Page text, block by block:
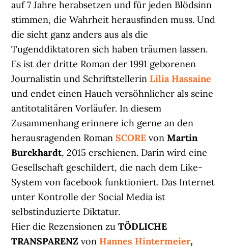
auf 7 Jahre herabsetzen und für jeden Blödsinn
stimmen, die Wahrheit herausfinden muss. Und
die sieht ganz anders aus als die
Tugenddiktatoren sich haben träumen lassen.
Es ist der dritte Roman der 1991 geborenen
Journalistin und Schriftstellerin Lilia Hassaine
und endet einen Hauch versöhnlicher als seine
antitotalitären Vorläufer. In diesem
Zusammenhang erinnere ich gerne an den
herausragenden RomanSCOREvonMartin
Burckhardt, 2015 erschienen. Darin wird eine
Gesellschaft geschildert, die nach dem Like-
System von facebook funktioniert. Das Internet
unter Kontrolle der Social Media ist
selbstinduzierte Diktatur.
Hier die Rezensionen zuTÖDLICHE
TRANSPARENZvon Hannes Hintermeier,